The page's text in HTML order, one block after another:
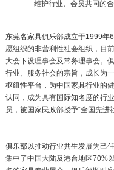
维护行业、会员共同的
东莞名家具俱乐部成立于1999年
愿组织的非营利性社会组织，目
大会下设理事会及常务理事会。
行业、服务社会的宗旨，成长为
枢纽性平台，为中国家具行业的
认同，成为具有国际知名度的行
员，被国家民政部授予“全国先进
俱乐部以推动行业共生发展为己
集中了中国大陆及港台地区70%